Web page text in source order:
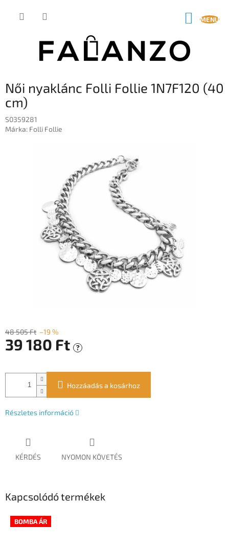
KOSÁR
Női nyaklánc Folli Follie 1N7F120 (40
cm)
S0359281
Márka: Folli Follie
48 505 Ft –19 %
39 180 Ft ?
Hozzáadás a kosárhoz
Részletes információ
KÉRDÉS NYOMON KÖVETÉS
Kapcsolódó termékek
BOMBA ÁR